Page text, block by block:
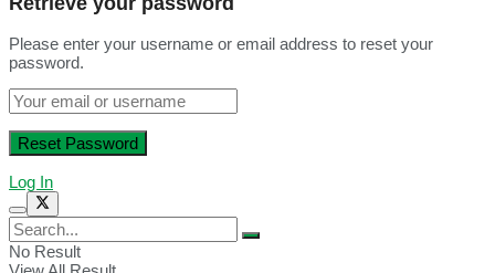
Please enter your username or email address to reset your
password.
Log In
No Result